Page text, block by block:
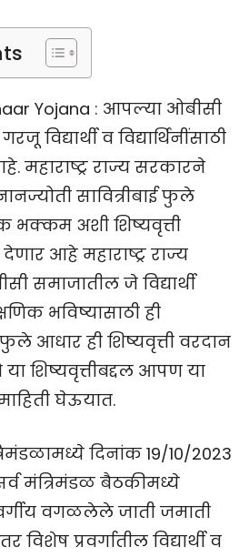
Yojana : आपल्या ओबीसी
व विद्यार्थिनींसाठी
महाराष्ट्र राज्य सरकारने
सावित्रीबाई फुले
भक्कम अशी शिष्यवृत्ती
आहे महाराष्ट्र राज्य
समाजातील जे विद्यार्थी
भविष्यासाठी ही
फुले आधार ही शिष्यवृत्ती वरदान
शिष्यवृत्तीबद्दल आपण या
घेऊयात.
दिनांक 19/10/2023
मंत्रिमंडळ बैठकीमध्ये
वगळलेले जाती जमाती
प्रवर्गातील विद्यार्थी व